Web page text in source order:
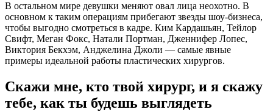
В остальном мире девушки меняют овал лица неохотно. В
основном к таким операциям прибегают звезды шоу-бизнеса,
чтобы выгодно смотреться в кадре. Ким Кардашьян, Тейлор
Свифт, Меган Фокс, Натали Портман, Дженнифер Лопес,
Виктория Бекхэм, Анджелина Джоли — самые явные
примеры идеальной работы пластических хирургов.
Скажи мне, кто твой хирург, и я скажу
тебе, как ты будешь выглядеть